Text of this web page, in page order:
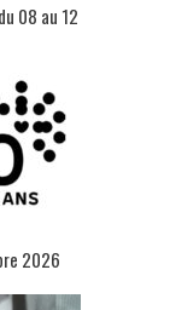
08 au 12
2026